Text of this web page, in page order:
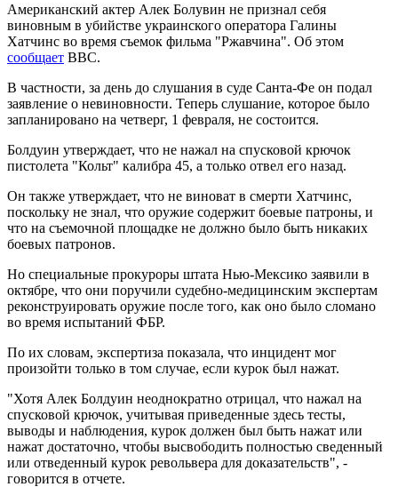
Американский актер Алек Болувин не признал себя
виновным в убийстве украинского оператора Галины
Хатчинс во время съемок фильма "Ржавчина". Об этом
сообщает BBC.
В частности, за день до слушания в суде Санта-Фе он подал
заявление о невиновности. Теперь слушание, которое было
запланировано на четверг, 1 февраля, не состоится.
Болдуин утверждает, что не нажал на спусковой крючок
пистолета "Кольт" калибра 45, а только отвел его назад.
Он также утверждает, что не виноват в смерти Хатчинс,
поскольку не знал, что оружие содержит боевые патроны, и
что на съемочной площадке не должно было быть никаких
боевых патронов.
Но специальные прокуроры штата Нью-Мексико заявили в
октябре, что они поручили судебно-медицинским экспертам
реконструировать оружие после того, как оно было сломано
во время испытаний ФБР.
По их словам, экспертиза показала, что инцидент мог
произойти только в том случае, если курок был нажат.
"Хотя Алек Болдуин неоднократно отрицал, что нажал на
спусковой крючок, учитывая приведенные здесь тесты,
выводы и наблюдения, курок должен был быть нажат или
нажат достаточно, чтобы высвободить полностью сведенный
или отведенный курок револьвера для доказательств", -
говорится в отчете.